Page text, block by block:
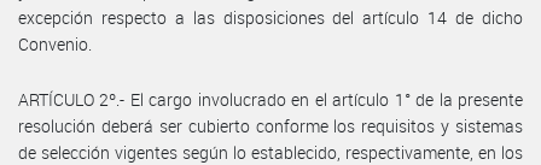
excepción respecto a las disposiciones del artículo 14 de dicho
Convenio.
ARTÍCULO 2º.- El cargo involucrado en el artículo 1° de la presente
resolución deberá ser cubierto conforme los requisitos y sistemas
de selección vigentes según lo establecido, respectivamente, en los